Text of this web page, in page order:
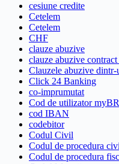
cesiune credite
Cetelem
Cetelem
CHF
clauze abuzive
clauze abuzive
Clauzele abuzive
Click 24 Banking
co-imprumutat
Cod de utilizator
cod IBAN
codebitor
Codul Civil
Codul de procedura
Codul de procedura